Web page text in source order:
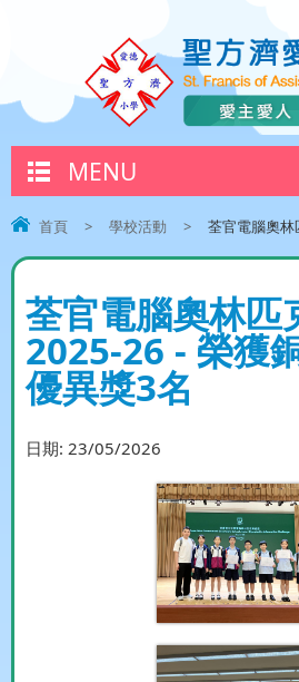
MENU
首頁 > 學校活動 > 荃官電腦奧林
荃官電腦奧林匹
2025-26 - 榮獲
優異獎3名
日期: 23/05/2026